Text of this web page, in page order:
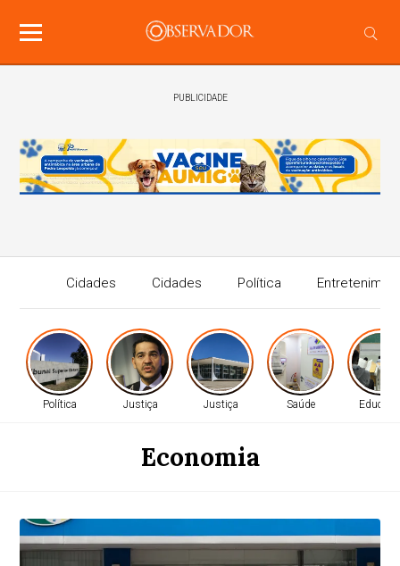
PUBLICIDADE
Cidades Cidades Política
Política Justiça Justiça Saúde
Economia